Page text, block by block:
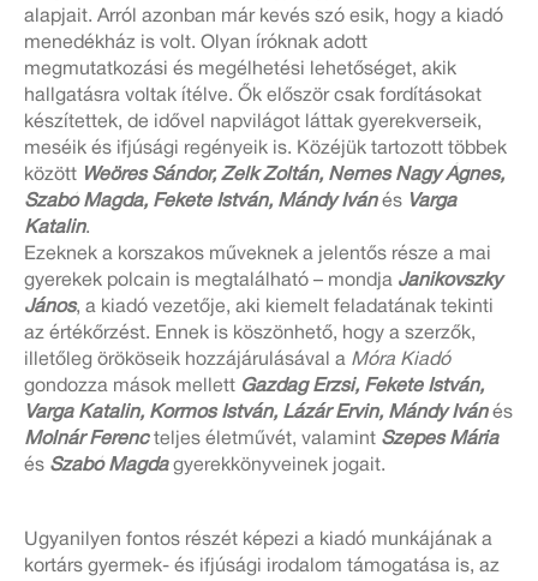
alapjait. Arról azonban már kevés szó esik, hogy a kiadó
menedékház is volt. Olyan íróknak adott
megmutatkozási és megélhetési lehetőséget, akik
hallgatásra voltak ítélve. Ők először csak fordításokat
készítettek, de idővel napvilágot láttak gyerekverseik,
meséik és ifjúsági regényeik is. Közéjük tartozott többek
között
Weöres Sándor, Zelk Zoltán, Nemes Nagy Ágnes,
Szabó Magda, Fekete István, Mándy Ivánés Varga
Katalin.
Ezeknek a korszakos műveknek a jelentős része a mai
gyerekek polcain is megtalálható – mondja Janikovszky
János, a kiadó vezetője, aki kiemelt feladatának tekinti
az értékőrzést. Ennek is köszönhető, hogy a szerzők,
illetőleg örököseik hozzájárulásával a Móra Kiadó
gondozza mások mellett Gazdag Erzsi, Fekete István,
Varga Katalin, Kormos István, Lázár Ervin, Mándy Ivánés
Molnár Ferencteljes életművét, valamint Szepes Mária
és Szabó Magdagyerekkönyveinek jogait.
Ugyanilyen fontos részét képezi a kiadó munkájának a
kortárs gyermek- és ifjúsági irodalom támogatása is, az